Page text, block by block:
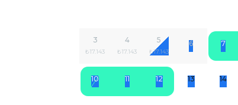
3
₺17.143
4
₺17.143
5
₺17.143
6 7
10 11 12 13 14